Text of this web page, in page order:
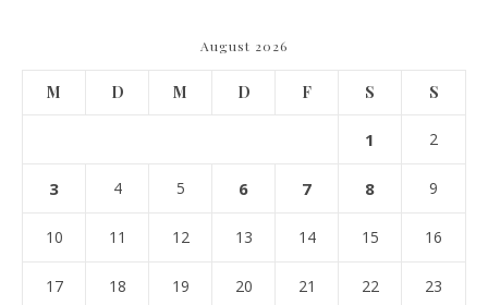
August 2026
M D M D F S S
1 2
3 4 5 6 7 8 9
10 11 12 13 14 15 16
17 18 19 20 21 22 23